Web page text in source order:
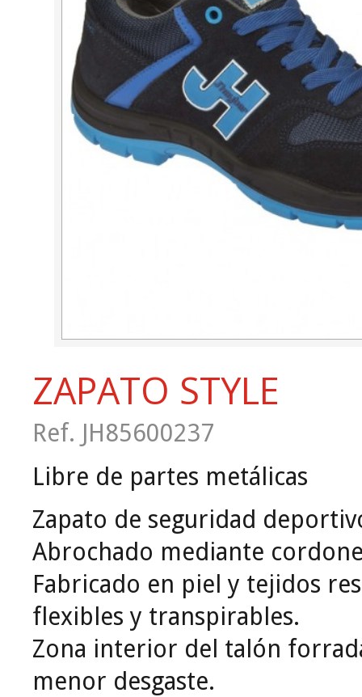
ZAPATO STYLE
Ref. JH85600237
Libre de partes metálicas
Zapato de seguridad
Abrochado mediante
Fabricado en piel y tejidos
flexibles y transpirables.
Zona interior del talón
menor desgaste.